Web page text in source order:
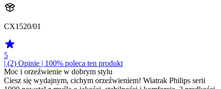
CX1520/01
5
| (2) Opinie | 100% poleca ten produkt
Moc i orzeźwienie w dobrym stylu
Ciesz się wydajnym, cichym orzeźwieniem! Wiatrak Philips serii